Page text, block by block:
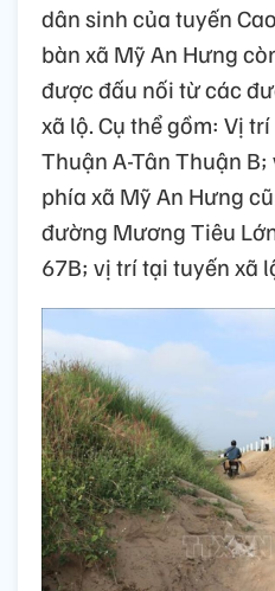
dân sinh của tuyến
bàn xã Mỹ An Hưng
được đấu nối từ các
xã lộ. Cụ thể gồm: Vị
Thuận A-Tân Thuận
phía xã Mỹ An Hưng
đường Mương Tiêu
67B; vị trí tại tuyến xã